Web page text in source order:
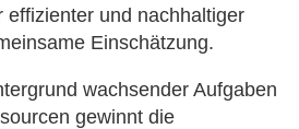
effizienter und nachhaltiger
Einschätzung.
wachsender Aufgaben
gewinnt die